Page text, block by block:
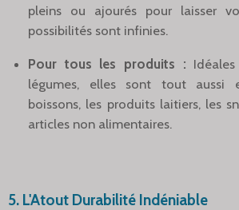
pleins ou ajourés pour laisser
possibilités sont infinies.
Pour tous les produits :
légumes, elles sont tout aussi
boissons, les produits laitiers, les
articles non alimentaires.
5. L'Atout Durabilité Indéniable